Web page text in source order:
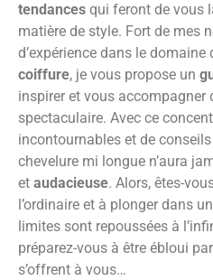
tendances qui feront de vous
matière de style. Fort de mes
d’expérience dans le domaine
coiffure, je vous propose un
inspirer et vous
spectaculaire. Avec ce
incontournables et de
chevelure mi longue n’aura
et audacieuse. Alors, êtes-
l’ordinaire et à plonger dans
limites sont repoussées à
préparez-vous à être ébloui
s’offrent à vous…